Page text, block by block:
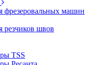
фрезеровальных машин
швов
TSS